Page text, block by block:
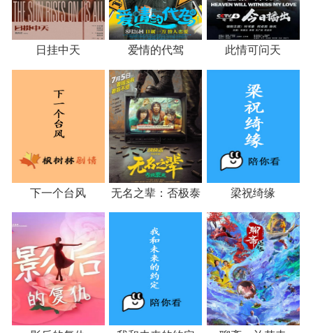
日挂中天 爱情的代驾 此情可问天
下一个台风
无名之辈：否极泰
来
梁祝绮缘